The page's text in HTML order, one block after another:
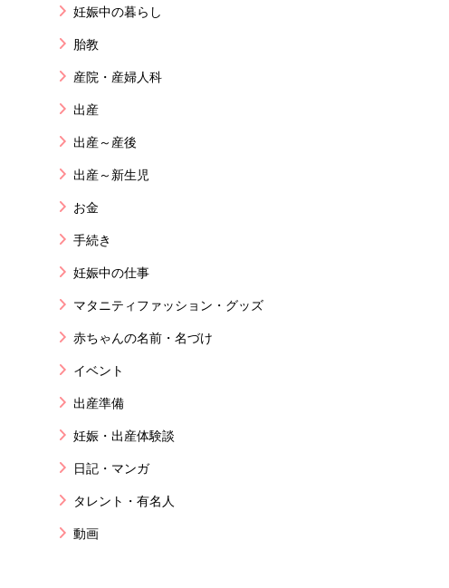
妊娠中の暮らし
胎教
産院・産婦人科
出産
出産～産後
出産～新生児
お金
手続き
妊娠中の仕事
マタニティファッション・グッズ
赤ちゃんの名前・名づけ
イベント
出産準備
妊娠・出産体験談
日記・マンガ
タレント・有名人
動画